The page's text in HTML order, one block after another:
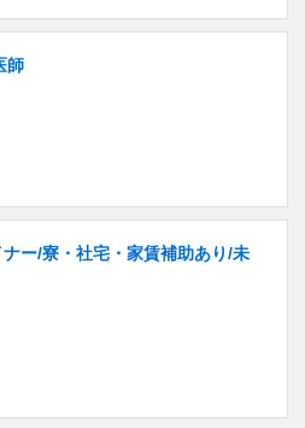
師
ー/寮・社宅・家賃補助あり/未